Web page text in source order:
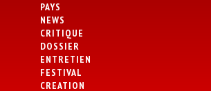
PAYS
NEWS
CRITIQUE
DOSSIER
ENTRETIEN
FESTIVAL
CREATION